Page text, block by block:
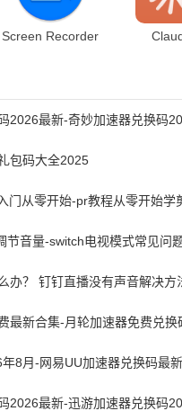
Screen Recorder
包码大全2025
办？ 钉钉直播没有声音解决方